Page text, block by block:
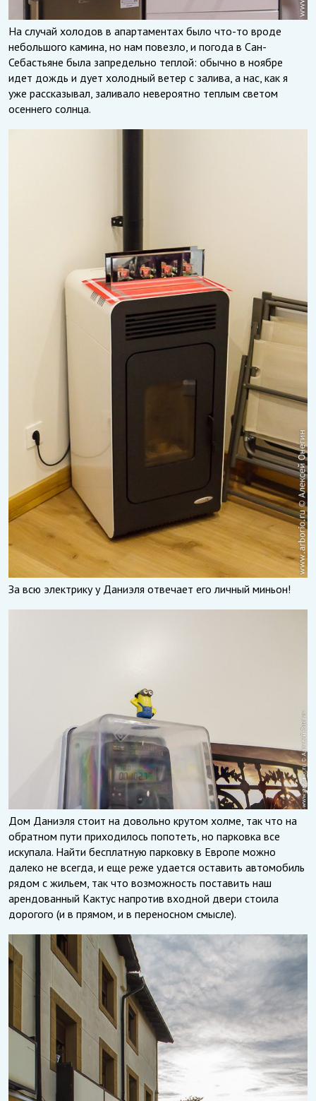
На случай холодов в апартаментах было что-то вроде
небольшого камина, но нам повезло, и погода в Сан-
Себастьяне была запредельно теплой: обычно в ноябре
идет дождь и дует холодный ветер с залива, а нас, как я
уже рассказывал, заливало невероятно теплым светом
осеннего солнца.
За всю электрику у Даниэля отвечает его личный миньон!
Дом Даниэля стоит на довольно крутом холме, так что на
обратном пути приходилось попотеть, но парковка все
искупала. Найти бесплатную парковку в Европе можно
далеко не всегда, и еще реже удается оставить автомобиль
рядом с жильем, так что возможность поставить наш
арендованный Кактус напротив входной двери стоила
дорогого (и в прямом, и в переносном смысле).